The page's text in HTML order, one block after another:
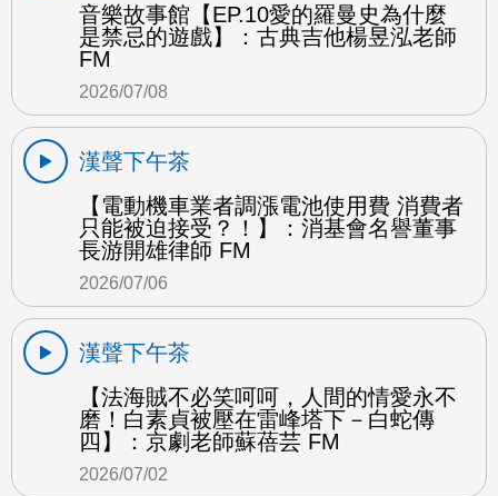
音樂故事館【EP.10愛的羅曼史為什麼
是禁忌的遊戲】：古典吉他楊昱泓老師
FM
2026/07/08
漢聲下午茶
【電動機車業者調漲電池使用費 消費者
只能被迫接受？！】：消基會名譽董事
長游開雄律師 FM
2026/07/06
漢聲下午茶
【法海賊不必笑呵呵，人間的情愛永不
磨！白素貞被壓在雷峰塔下－白蛇傳
四】：京劇老師蘇蓓芸 FM
2026/07/02